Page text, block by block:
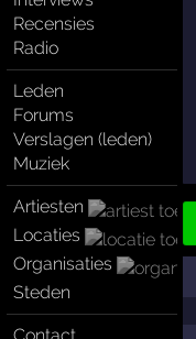
Recensies
Radio
Leden
Forums
Verslagen (leden)
Muziek
Artiesten
Locaties
Organisaties
Steden